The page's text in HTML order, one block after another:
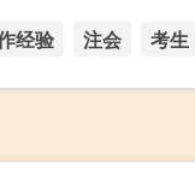
经验 注会 考生